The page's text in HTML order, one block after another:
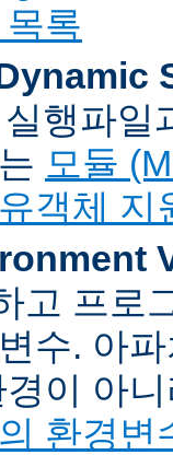
록
행파일
모듈
객체 지
고 프로
수. 아
이 아
환경변